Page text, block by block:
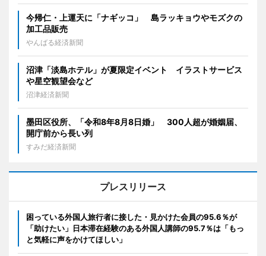
今帰仁・上運天に「ナギッコ」 島ラッキョウやモズクの
加工品販売
やんばる経済新聞
沼津「淡島ホテル」が夏限定イベント イラストサービス
や星空観望会など
沼津経済新聞
墨田区役所、「令和8年8月8日婚」 300人超が婚姻届、
開庁前から長い列
すみだ経済新聞
プレスリリース
困っている外国人旅行者に接した・見かけた会員の95.6％が
「助けたい」日本滞在経験のある外国人講師の95.7％は「もっ
と気軽に声をかけてほしい」